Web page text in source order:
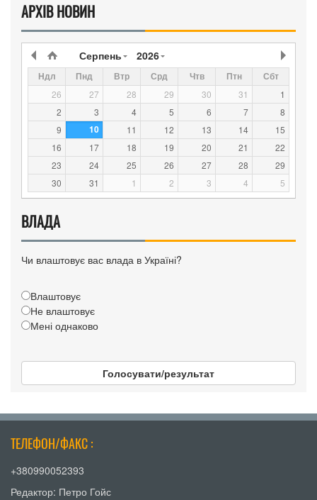
АРХІВ НОВИН
Серпень 2026
Ндл Пнд Втр Срд Чтв Птн Сбт
26 27 28 29 30 31
1
2
3 4 5 6 7
8
9
10 11 12 13 14
15
16
17 18 19 20 21
22
23
24 25 26 27 28
29
30
31 1 2 3 4 5
ВЛАДА
Чи влаштовує вас влада в Україні?
Влаштовує
Не влаштовує
Мені однаково
Голосувати/результат
ТЕЛЕФОН/ФАКС :
+380990052393
Редактор: Петро Гойс